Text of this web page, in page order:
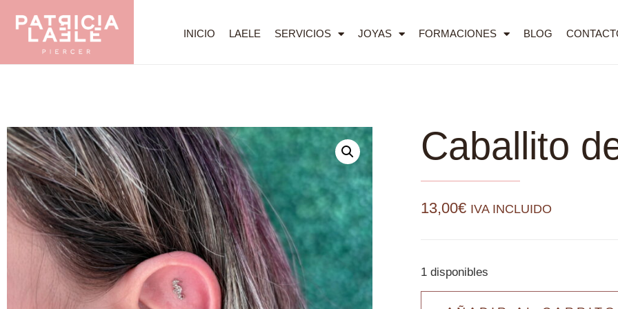
INICIO LAELE SERVICIOS JOYAS FORMACIONES BLOG
Caballito
13,00€ IVA INCLUIDO
1 disponibles